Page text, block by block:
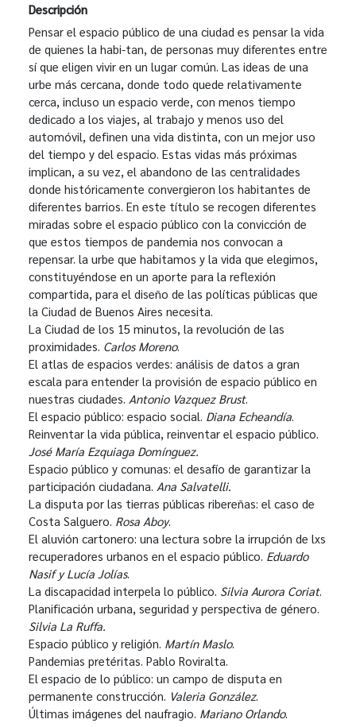
Descripción
Pensar el espacio público de una ciudad es pensar la vida
de quienes la habi-tan, de personas muy diferentes entre
sí que eligen vivir en un lugar común. Las ideas de una
urbe más cercana, donde todo quede relativamente
cerca, incluso un espacio verde, con menos tiempo
dedicado a los viajes, al trabajo y menos uso del
automóvil, definen una vida distinta, con un mejor uso
del tiempo y del espacio. Estas vidas más próximas
implican, a su vez, el abandono de las centralidades
donde históricamente convergieron los habitantes de
diferentes barrios. En este título se recogen diferentes
miradas sobre el espacio público con la convicción de
que estos tiempos de pandemia nos convocan a
repensar. la urbe que habitamos y la vida que elegimos,
constituyéndose en un aporte para la reflexión
compartida, para el diseño de las políticas públicas que
la Ciudad de Buenos Aires necesita.
La Ciudad de los 15 minutos, la revolución de las
proximidades. Carlos Moreno.
El atlas de espacios verdes: análisis de datos a gran
escala para entender la provisión de espacio público en
nuestras ciudades. Antonio Vazquez Brust.
El espacio público: espacio social. Diana Echeandía
Reinventar la vida pública, reinventar el espacio público.
José María Ezquiaga Domínguez.
Espacio público y comunas: el desafío de garantizar la
participación ciudadana. Ana Salvatelli.
La disputa por las tierras públicas ribereñas: el caso de
Costa Salguero. Rosa Aboy.
El aluvión cartonero: una lectura sobre la irrupción de lxs
recuperadores urbanos en el espacio público. Eduardo
Nasif y Lucía Jolías.
La discapacidad interpela lo público. Silvia Aurora Coriat.
Planificación urbana, seguridad y perspectiva de género.
Silvia La Ruffa.
Espacio público y religión. Martín Maslo.
Pandemias pretéritas. Pablo Roviralta.
El espacio de lo público: un campo de disputa en
permanente construcción. Valeria González.
Últimas imágenes del naufragio. Mariano Orlando.